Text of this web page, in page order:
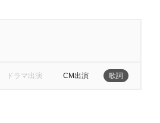
ドラマ出演 CM出演 歌詞